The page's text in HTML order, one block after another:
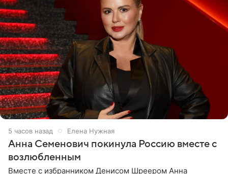
5 часов назад Елена Нужная
Анна Семенович покинула Россию вместе с
возлюбленным
Вместе с избранником Денисом Шреером Анна